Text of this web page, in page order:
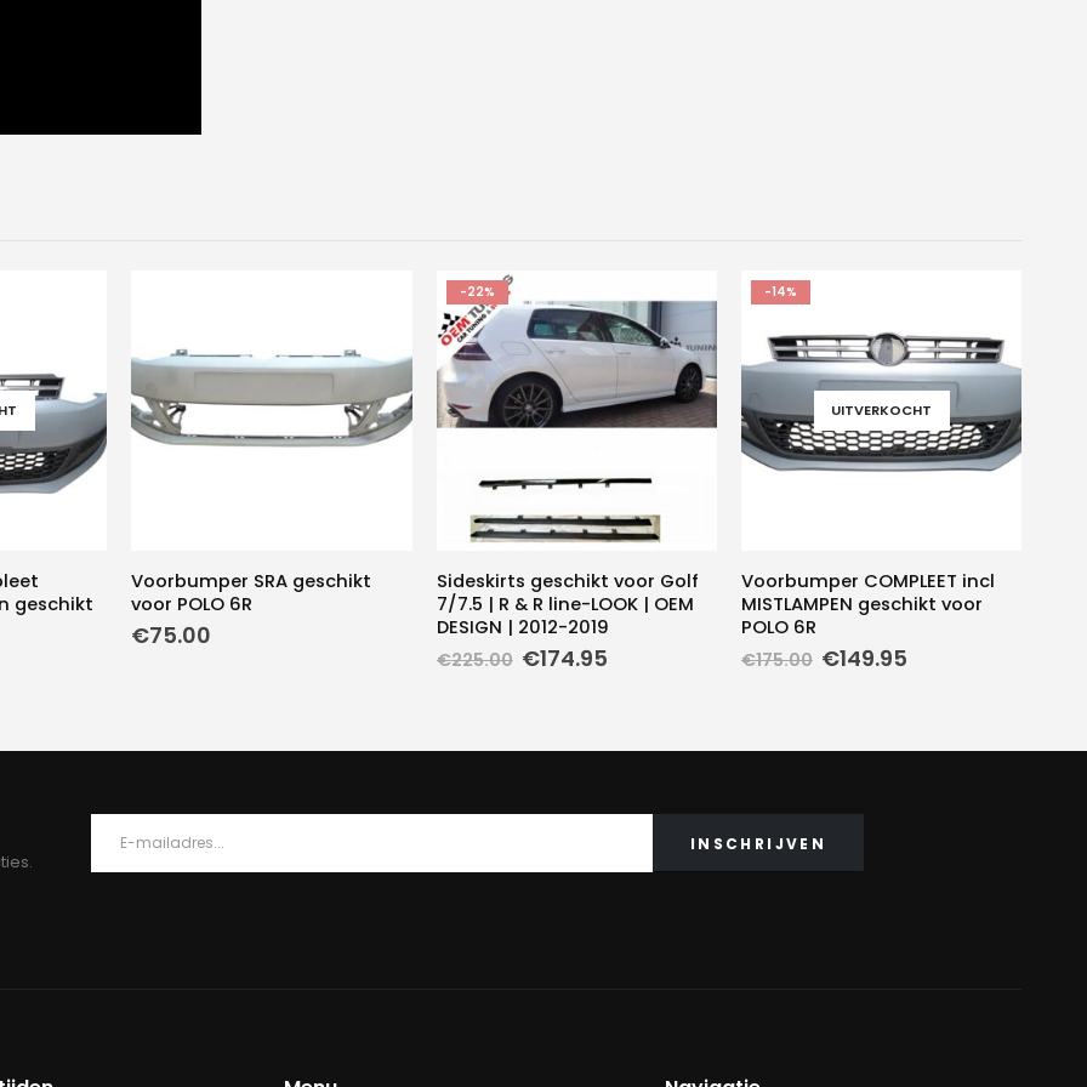
geschikt
Voorbumper SRA geschikt
voor POLO 6R
€75.00
-22%
Sideskirts geschikt voor Golf
7/7.5 | R & R line-LOOK | OEM
DESIGN | 2012-2019
€225.00 Oorspronkelijke
€174.95Huidige
-14%
UITVERKOCHT
Voorbumper COMPLEET incl
MISTLAMPEN geschikt voor
POLO 6R
€175.00 Oorspronkelijke
€149.95